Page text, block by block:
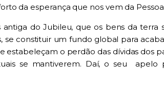
da esperança que nos vem da Pessoa
do Jubileu, que os bens da terra
constituir um fundo global para
o perdão das dívidas dos
se mantiverem. Daí, o seu apelo